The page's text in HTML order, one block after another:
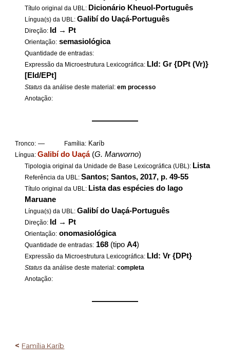
Título original da UBL: Dicionário Kheuol-Português
Língua(s) da UBL:Galibí do Uaçá-Português
Direção: Id → Pt
Orientação: semasiológica
Quantidade de entradas:
Expressão da Microestrutura Lexicográfica: LId: Gr {DPt (Vr)}
[EId/EPt]
Status da análise deste material:em processo
Anotação:
——————
Tronco: — Família: Karíb
Língua:Galibí do Uaçá(G. Marworno)
Tipologia original da Unidade de Base Lexicográfica (UBL): Lista
Referência da UBL:Santos; Santos, 2017, p. 49-55
Título original da UBL: Lista das espécies do lago
Maruane
Língua(s) da UBL:Galibí do Uaçá-Português
Direção: Id → Pt
Orientação: onomasiológica
Quantidade de entradas: 168 (tipoA4)
Expressão da Microestrutura Lexicográfica: LId: Vr {DPt}
Status da análise deste material:completa
Anotação:
——————
< Família Karíb